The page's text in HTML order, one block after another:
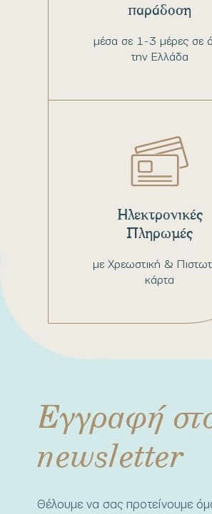
μέσα σε 1-3 μέρες σε
την Ελλάδα
παράδοση
με Χρεωστική &
κάρτα
Ηλεκτρονικές
Πληρωμές
Εγγραφή
newsletter
Θέλουμε να σας προτείνουμε